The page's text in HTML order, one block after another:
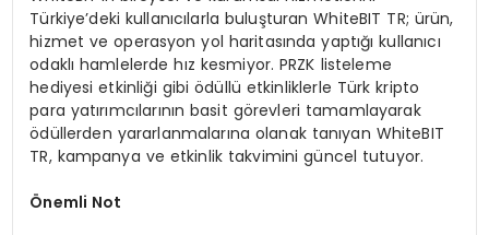
Türkiye’deki kullanıcılarla buluşturan WhiteBIT TR; ürün,
hizmet ve operasyon yol haritasında yaptığı kullanıcı
odaklı hamlelerde hız kesmiyor. PRZK listeleme
hediyesi etkinliği gibi ödüllü etkinliklerle Türk kripto
para yatırımcılarının basit görevleri tamamlayarak
ödüllerden yararlanmalarına olanak tanıyan WhiteBIT
TR, kampanya ve etkinlik takvimini güncel tutuyor.
Önemli Not